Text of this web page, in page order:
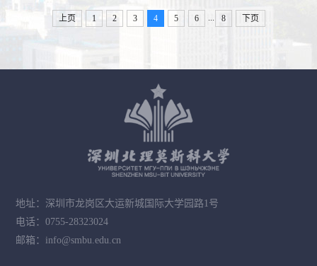
上页 1 2 3 4 5 6 ... 8 下页
地址：深圳市龙岗区大运新城国际大学园路1号
电话：0755-28323024
邮箱：info@smbu.edu.cn